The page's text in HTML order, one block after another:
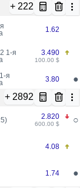
+ 222
1.62
1-я
3.490
100.00 $
1-я
3.80
●
+ 2892
2.820
600.00 $ ○
4.08
1.74 ●